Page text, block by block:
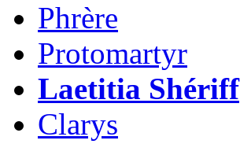
Phrère
Protomartyr
Laetitia Shériff
Clarys